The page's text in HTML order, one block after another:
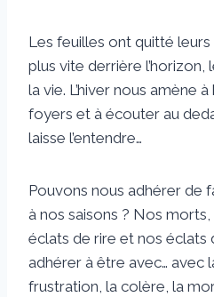
Les feuilles ont quitté leurs
plus vite derrière
la vie. L’hiver nous amène
foyers et à écouter au
laisse l’entendre…
Pouvons nous adhérer de
à nos saisons ? Nos
éclats de rire et nos éclats
adhérer à être avec… avec
frustration, la colère, la